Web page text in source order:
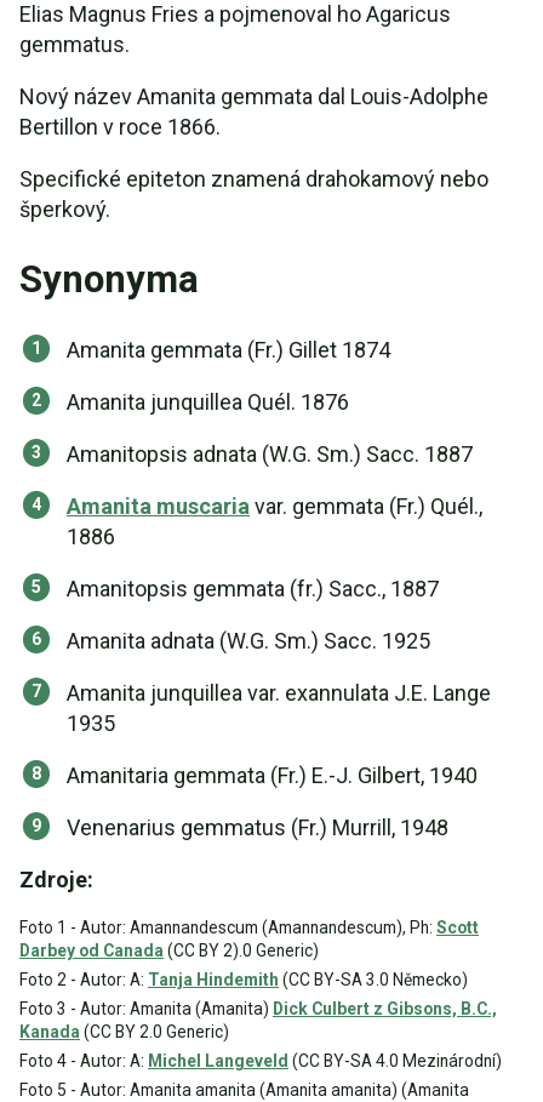
Elias Magnus Fries a pojmenoval ho Agaricus
gemmatus.
Nový název Amanita gemmata dal Louis-Adolphe
Bertillon v roce 1866.
Specifické epiteton znamená drahokamový nebo
šperkový.
Synonyma
Amanita gemmata (Fr.) Gillet 1874
Amanita junquillea Quél. 1876
Amanitopsis adnata (W.G. Sm.) Sacc. 1887
Amanita muscaria var. gemmata (Fr.) Quél.,
1886
Amanitopsis gemmata (fr.) Sacc., 1887
Amanita adnata (W.G. Sm.) Sacc. 1925
Amanita junquillea var. exannulata J.E. Lange
1935
Amanitaria gemmata (Fr.) E.-J. Gilbert, 1940
Venenarius gemmatus (Fr.) Murrill, 1948
Zdroje:
Foto 1 - Autor: Amannandescum (Amannandescum), Ph: Scott
Darbey od Canada (CC BY 2).0 Generic)
Foto 2 - Autor: A: Tanja Hindemith (CC BY-SA 3.0 Německo)
Foto 3 - Autor: Amanita (Amanita) Dick Culbert z Gibsons, B.C.,
Kanada (CC BY 2.0 Generic)
Foto 4 - Autor: A: Michel Langeveld (CC BY-SA 4.0 Mezinárodní)
Foto 5 - Autor: Amanita amanita (Amanita amanita) (Amanita